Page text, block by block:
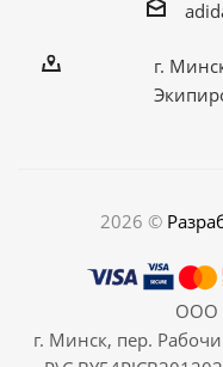
г.
2026 ©
ООО
г. Минск, пер.